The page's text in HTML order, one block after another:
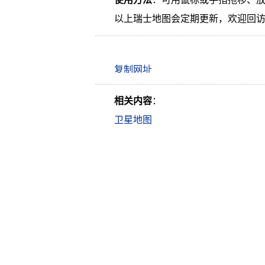
以上瑞士地图会定期更新，欢迎回访
相关内容：
卫星地图